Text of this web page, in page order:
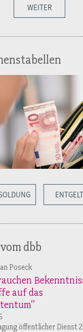
WEITER
ENTGELT
dbb
Poseck
auf das
öffentlicher Dienst